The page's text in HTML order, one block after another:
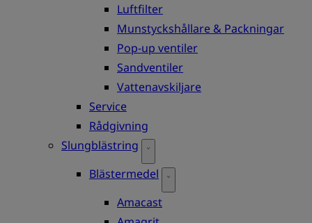
Luftfilter
Munstyckshållare & Packningar
Pop-up ventiler
Sandventiler
Vattenavskiljare
Service
Rådgivning
Slungblästring
Blästermedel
Amacast